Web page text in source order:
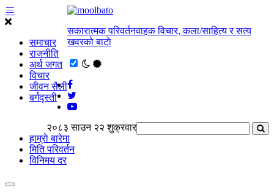
समाचार
राजनीति
अर्थ जगत
विचार
जीवन सैली
बर्गदृस्ती
सकारात्मक परिवर्तनवाहक विचार, कला/साहित्य र सत्य
खवरको बाटाे
२०८३ साउन २२ शुक्रवार
हाम्राे बारेमा
मिति परिवर्तन
विनिमय दर